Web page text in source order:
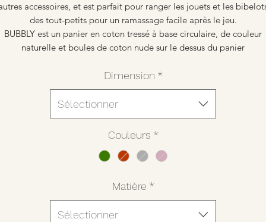
accessoires, et est parfait pour ranger les jouets et les
des tout-petits pour un ramassage facile après le jeu.
BUBBLY est un panier en coton tressé à base circulaire, de couleur
naturelle et boules de coton nude sur le dessus du panier
Dimension *
Sélectionner
Couleurs *
Matière *
Sélectionner